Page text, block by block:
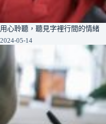
用心聆聽，聽見字裡行間的情緒
2024-05-14